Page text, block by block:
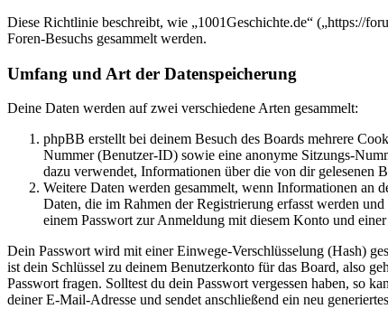
Diese Richtlinie beschreibt, wie „1001Geschichte.de“ („https://
Foren-Besuchs gesammelt werden.
Umfang und Art der Datenspeicherung
Deine Daten werden auf zwei verschiedene Arten gesammelt:
phpBB erstellt bei deinem Besuch des Boards mehrere
Nummer (Benutzer-ID) sowie eine anonyme Sitzungs-
dazu verwendet, Informationen über die von dir gelesenen
Weitere Daten werden gesammelt, wenn Informationen
Daten, die im Rahmen der Registrierung erfasst werden
einem Passwort zur Anmeldung mit diesem Konto und
Dein Passwort wird mit einer Einwege-Verschlüsselung (Hash)
ist dein Schlüssel zu deinem Benutzerkonto für das Board, also
Passwort fragen. Solltest du dein Passwort vergessen haben, so
deiner E-Mail-Adresse und sendet anschließend ein neu